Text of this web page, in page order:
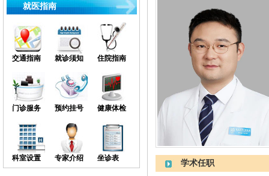
神经外科
泌尿外科
脊柱外科
创伤骨科（手足外科）
妇科
产科
耳鼻咽喉科
口腔科
眼科
麻醉科
感染性疾病科
老年病科
中医科
呼吸内科
儿科
重症医学科
康复医学科
检验科
功能检查科
病理科
高压氧
健康管理中心
心理咨询室
国际门诊
就医指南
交通指南 就诊须知 住院指南
门诊服务 预约挂号 健康体检
科室设置 专家介绍 坐诊表
学术任职